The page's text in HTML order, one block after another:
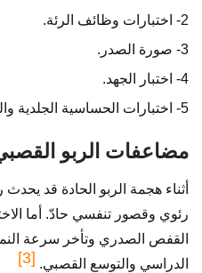
2- اختبارات وظائف الرئة.
3- صورة الصدر.
4- اختبار الجهد.
5- اختبارات الحساسية الجلدية والدموية.
مضاعفات الربو
أثناء هجمة الربو الحادة قد
رئوي وقصور تنفسي حادّ. أما
القفص الصدري وتأخر سرعة
الدراسي والتوسع القصبي. [3]